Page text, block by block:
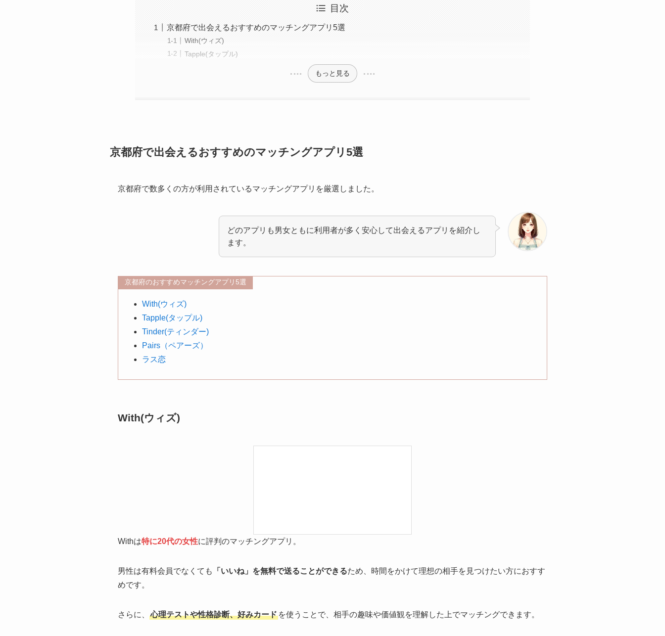
目次
京都府で出会えるおすすめのマッチングアプリ5選
With(ウィズ)
Tapple(タップル)
もっと見る
京都府で出会えるおすすめのマッチングアプリ5選
京都府で数多くの方が利用されているマッチングアプリを厳選しました。
どのアプリも男女ともに利用者が多く安心して出会えるアプリを紹介し
ます。
京都府のおすすめマッチングアプリ5選
With(ウィズ)
Tapple(タップル)
Tinder(ティンダー)
Pairs（ペアーズ）
ラス恋
With(ウィズ)
Withは特に20代の女性に評判のマッチングアプリ。
男性は有料会員でなくても 「いいね」を無料で送ることができるため、時間をかけて理想の相手を見つけたい方におすす
めです。
さらに、 心理テストや性格診断、好みカード を使うことで、相手の趣味や価値観を理解した上でマッチングできます。